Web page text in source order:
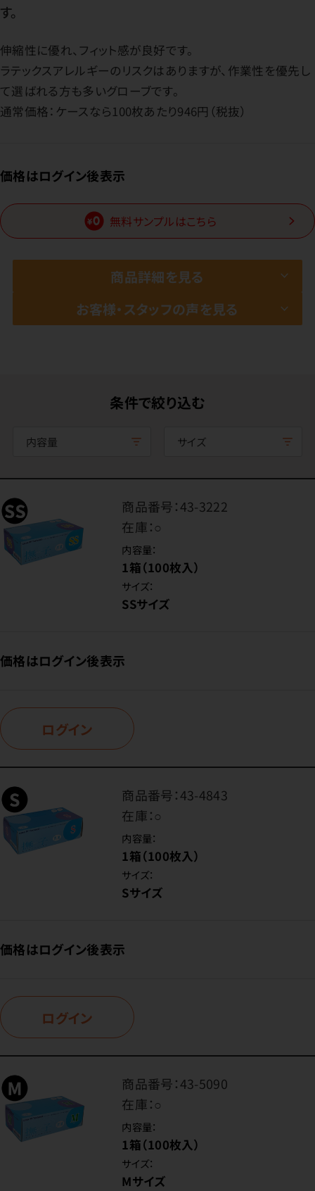
す。
伸縮性に優れ、フィット感が良好です。
ラテックスアレルギーのリスクはありますが、作業性を優先し
て選ばれる方も多いグローブです。
通常価格：ケースなら100枚あたり946円（税抜）
価格はログイン後表示
無料サンプルはこちら
商品詳細を見る
お客様・スタッフの声を見る
条件で絞り込む
内容量 サイズ
商品番号：43-3222
在庫：○
内容量：
1箱（100枚入）
サイズ：
SSサイズ
価格はログイン後表示
ログイン
商品番号：43-4843
在庫：○
内容量：
1箱（100枚入）
サイズ：
Sサイズ
価格はログイン後表示
ログイン
商品番号：43-5090
在庫：○
内容量：
1箱（100枚入）
サイズ：
Mサイズ